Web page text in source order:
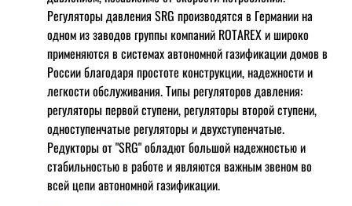
Регуляторы давления SRG производятся в Германии на
одном из заводов группы компаний ROTAREX и широко
применяются в системах автономной газификации домов в
России благодаря простоте конструкции, надежности и
легкости обслуживания. Типы регуляторов давления:
регуляторы первой ступени, регуляторы второй ступени,
одноступенчатые регуляторы и двухступенчатые.
Редукторы от "SRG" обладют большой надежностью и
стабильностью в работе и являются важным звеном во
всей цепи автономной газификации.